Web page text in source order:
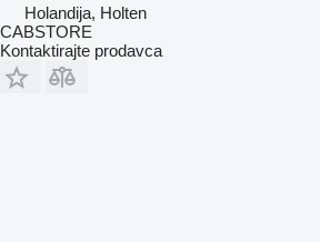
Holandija, Holten
CABSTORE
Kontaktirajte prodavca